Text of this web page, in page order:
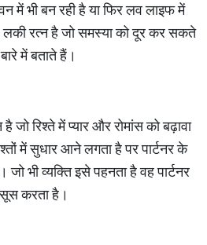
में भी बन रही है या फिर लव लाइफ में
रत्न है जो समस्या को दूर कर सकते
में बताते हैं।
जो रिश्ते में प्यार और रोमांस को बढ़ावा
में सुधार आने लगता है पर पार्टनर के
जो भी व्यक्ति इसे पहनता है वह पार्टनर
करता है।